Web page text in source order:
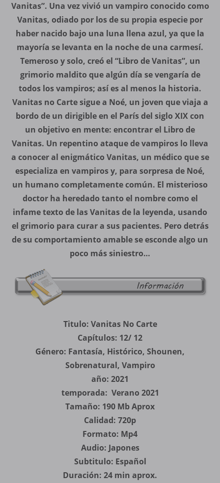
Vanitas”. Una vez vivió un vampiro conocido como
Vanitas, odiado por los de su propia especie por
haber nacido bajo una luna llena azul, ya que la
mayoría se levanta en la noche de una carmesí.
Temeroso y solo, creó el “Libro de Vanitas”, un
grimorio maldito que algún día se vengaría de
todos los vampiros; así es al menos la historia.
Vanitas no Carte sigue a Noé, un joven que viaja a
bordo de un dirigible en el París del siglo XIX con
un objetivo en mente: encontrar el Libro de
Vanitas. Un repentino ataque de vampiros lo lleva
a conocer al enigmático Vanitas, un médico que se
especializa en vampiros y, para sorpresa de Noé,
un humano completamente común. El misterioso
doctor ha heredado tanto el nombre como el
infame texto de las Vanitas de la leyenda, usando
el grimorio para curar a sus pacientes. Pero detrás
de su comportamiento amable se esconde algo un
poco más siniestro…
Titulo: Vanitas No Carte
Capítulos: 12/ 12
Género: Fantasía, Histórico, Shounen,
Sobrenatural, Vampiro
año: 2021
temporada: Verano 2021
Tamaño: 190 Mb Aprox
Calidad: 720p
Formato: Mp4
Audio: Japones
Subtitulo: Español
Duración: 24 min aprox.